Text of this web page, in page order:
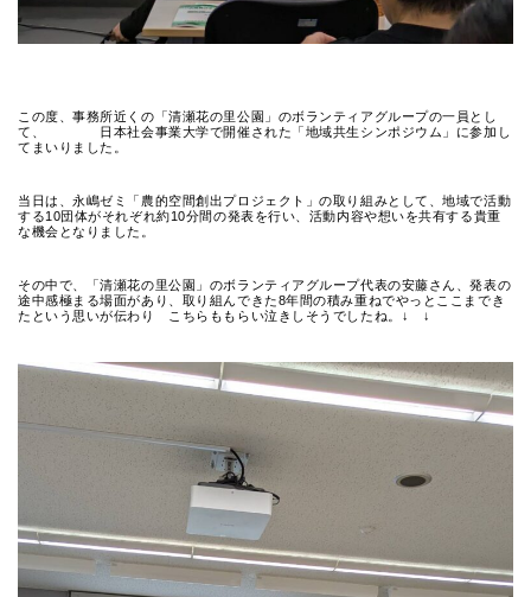
この度、事務所近くの「清瀬花の里公園」のボランティアグループの一員とし
て、 日本社会事業大学で開催された「地域共生シンポジウム」に参加し
てまいりました。
当日は、永嶋ゼミ「農的空間創出プロジェクト」の取り組みとして、地域で活動
する10団体がそれぞれ約10分間の発表を行い、活動内容や想いを共有する貴重
な機会となりました。
その中で、「清瀬花の里公園」のボランティアグループ代表の安藤さん、発表の
途中感極まる場面があり、取り組んできた8年間の積み重ねでやっとここまでき
たという思いが伝わり こちらももらい泣きしそうでしたね。↓ ↓